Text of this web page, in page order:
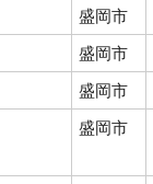
盛岡市
盛岡市
盛岡市
盛岡市